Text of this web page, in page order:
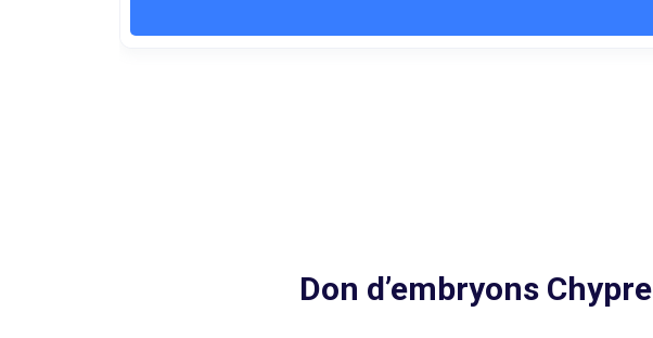
Don d’embryons Chypre